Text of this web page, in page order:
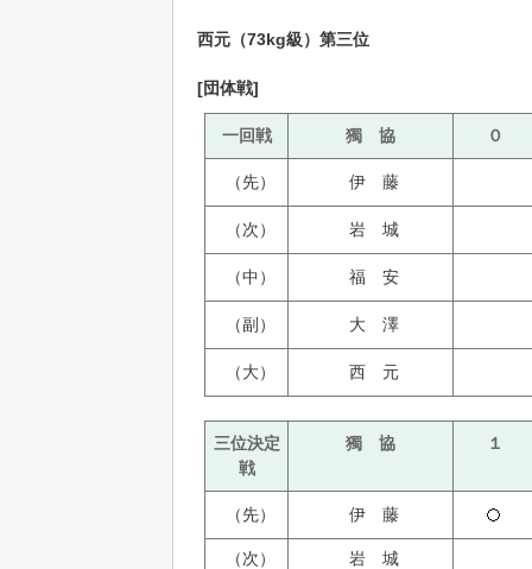
西元（73kg級）第三位
[団体戦]
一回戦 獨 協 ０
（先） 伊 藤
（次） 岩 城
（中） 福 安
（副） 大 澤
（大） 西 元
三位決定
戦
獨 協 １
（先） 伊 藤
（次） 岩 城